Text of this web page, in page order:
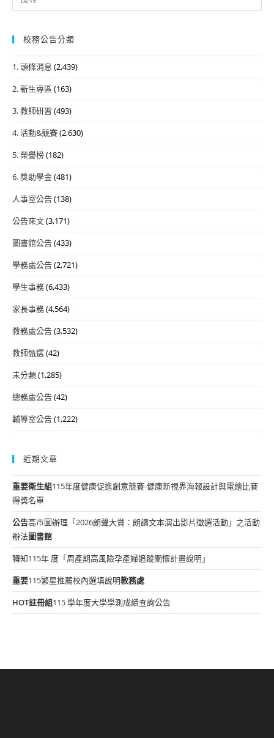
for:
校務公告分類
1. 頭條消息 (2,439)
2. 新生專區 (163)
3. 教師研習 (493)
4. 活動&競賽(2,630)
5. 榮譽榜(182)
6. 獎助學金(481)
人事室公告(138)
公告來文(3,171)
圖書館公告(433)
學務處公告(2,721)
學生事務(6,433)
家長事務(4,564)
教務處公告(3,532)
教師甄選(42)
未分類(1,285)
總務處公告(42)
輔導室公告(1,222)
近期文章
重要衛生組115年度健康促進創意競賽-健康新視界海報設計與電繪比賽
得獎名單
公告高市圖辦理「2026朗聲大賞：朗讀文本演出影片徵選活動」之活動
辦法圖書館
轉知115年 度「周產期高風險孕產婦追蹤關懷計畫說明」
重要115繁星推薦校內選填說明教務處
HOT註冊組115 學年度大學學測成績查詢公告